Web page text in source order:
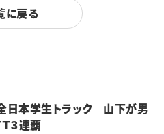
に戻る
日本学生トラック 山下が男
３連覇